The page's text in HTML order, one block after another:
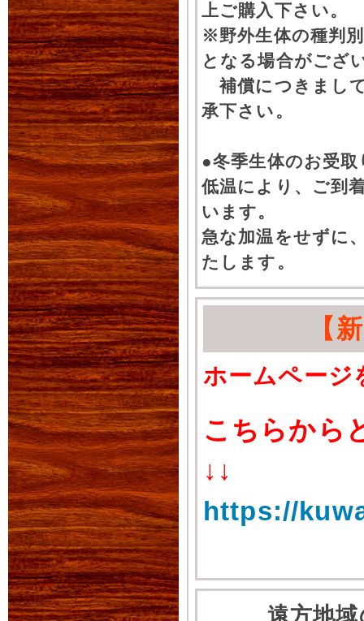
上ご購入下さい。
※野外生体の種判
となる場合がござ
補償につきまし
承下さい。
●冬季生体のお受
低温により、ご到
います。
急な加温をせずに
たします。
【
ホームページ
こちらから
↓↓
https://
遠方地